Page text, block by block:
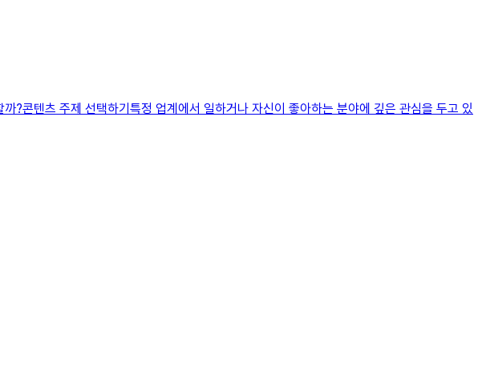
?콘텐츠 주제 선택하기특정 업계에서 일하거나 자신이 좋아하는 분야에 깊은 관심을 두고 있